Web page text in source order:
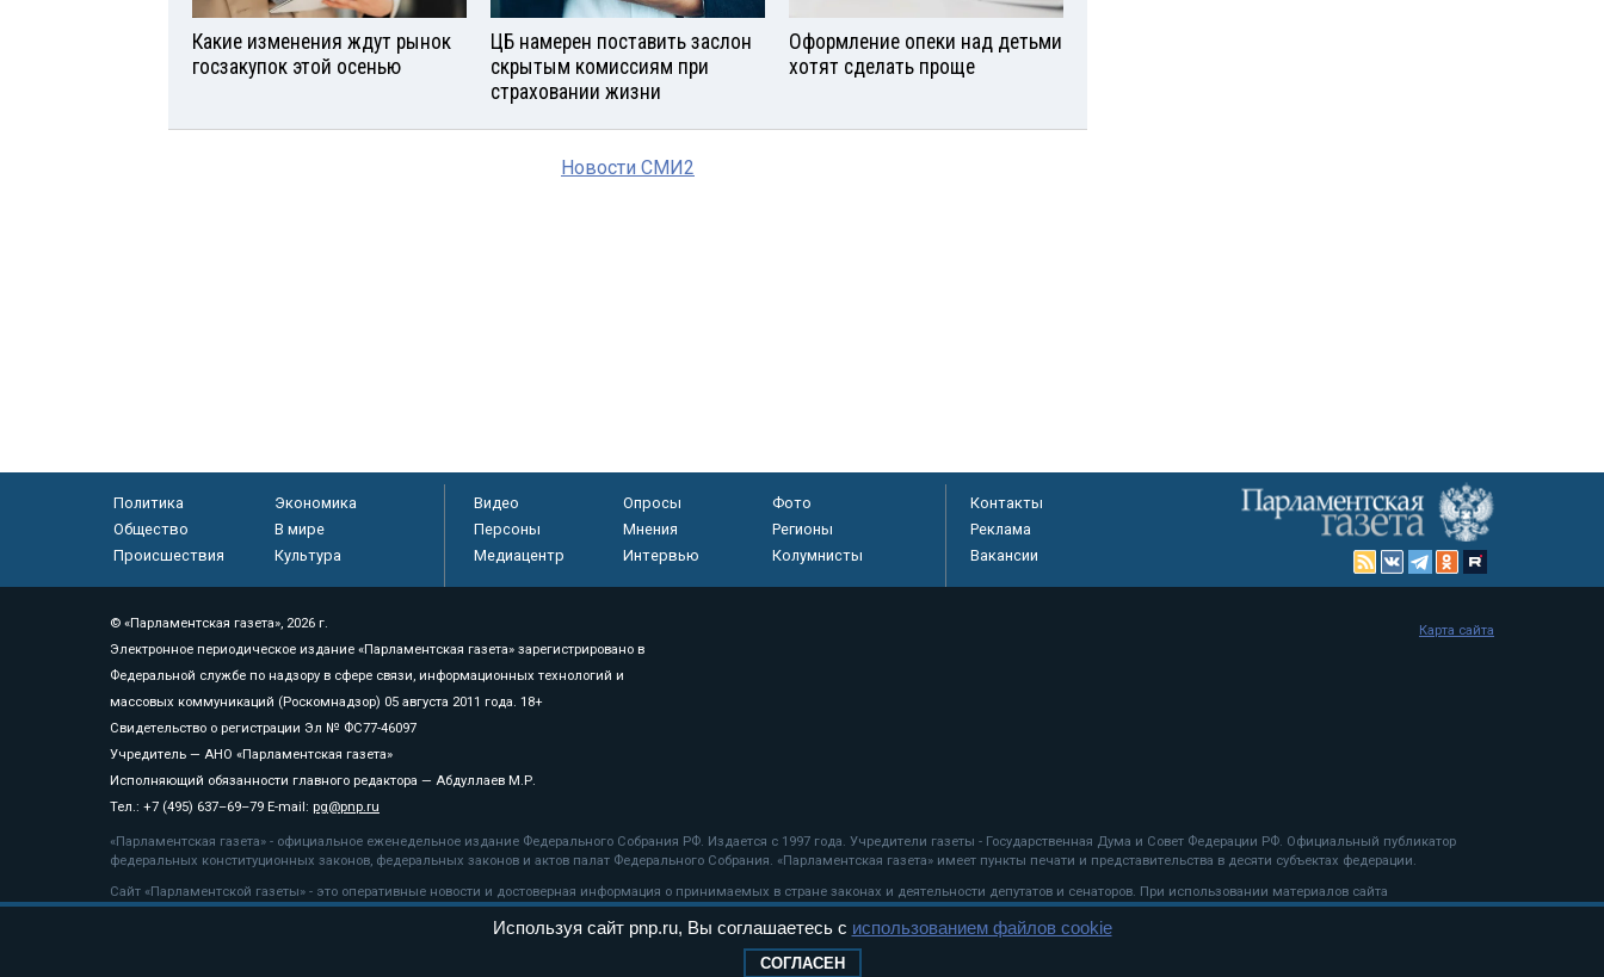
Какие изменения ждут рынок
госзакупок этой осенью
ЦБ намерен поставить заслон
скрытым комиссиям при
страховании жизни
Оформление опеки над детьми
хотят сделать проще
Новости СМИ2
Политика
Экономика
Общество
В мире
Происшествия
Культура
Видео Опросы
Фото
Персоны
Мнения
Регионы
Медиацентр
Интервью Колумнисты
Контакты
Реклама
Вакансии
© «Парламентская газета», 2026 г.
Электронное периодическое издание «Парламентская газета» зарегистрировано в
Федеральной службе по надзору в сфере связи, информационных технологий и
массовых коммуникаций (Роскомнадзор) 05 августа 2011 года. 18+
Свидетельство о регистрации Эл № ФС77-46097
Учредитель — АНО «Парламентская газета»
Исполняющий обязанности главного редактора — Абдуллаев М.Р.
Тел.: +7 (495) 637–69–79 E-mail: pg@pnp.ru
«Парламентская газета» - официальное еженедельное издание Федерального Собрания РФ. Издается с 1997 года. Учредители газеты - Государственная Дума и Совет Федерации РФ. Официальный публикатор
федеральных конституционных законов, федеральных законов и актов палат Федерального Собрания. «Парламентская газета» имеет пункты печати и представительства в десяти субъектах федерации.
Сайт «Парламентской газеты» - это оперативные новости и достоверная информация о принимаемых в стране законах и деятельности депутатов и сенаторов. При использовании материалов сайта
«Парламентской газеты» активная ссылка на pnp.ru обязательна.
рекомендательные технологии
Карта сайта
Используя сайт pnp.ru, Вы соглашаетесь с использованием файлов cookie
СОГЛАСЕН